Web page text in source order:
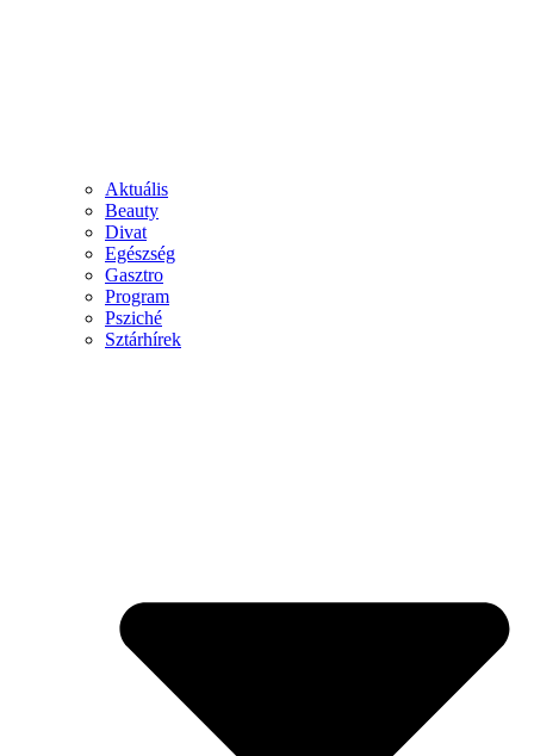
Aktuális
Beauty
Divat
Egészség
Gasztro
Program
Psziché
Sztárhírek